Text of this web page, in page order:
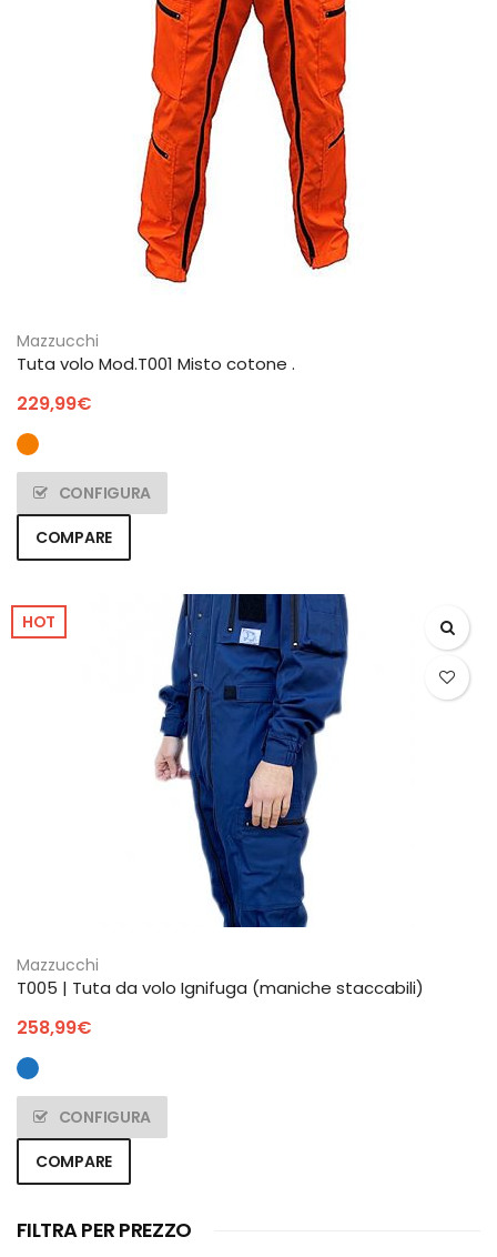
Mazzucchi
Tuta volo Mod.T001 Misto cotone .
229,99€
CONFIGURA
COMPARE
HOT
Mazzucchi
T005 | Tuta da volo Ignifuga (maniche staccabili)
258,99€
CONFIGURA
COMPARE
FILTRA PER PREZZO